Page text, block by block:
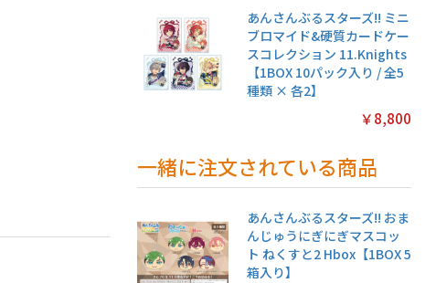
あんさんぶるスターズ!! ミニ
ブロマイド&硬質カードケー
スコレクション 11.Knights
【1BOX 10パック入り / 全5
種類 × 各2】
￥8,800
一緒に注文されている商品
あんさんぶるスターズ!! おま
んじゅうにぎにぎマスコッ
ト ねくすと2 Hbox【1BOX 5
箱入り】